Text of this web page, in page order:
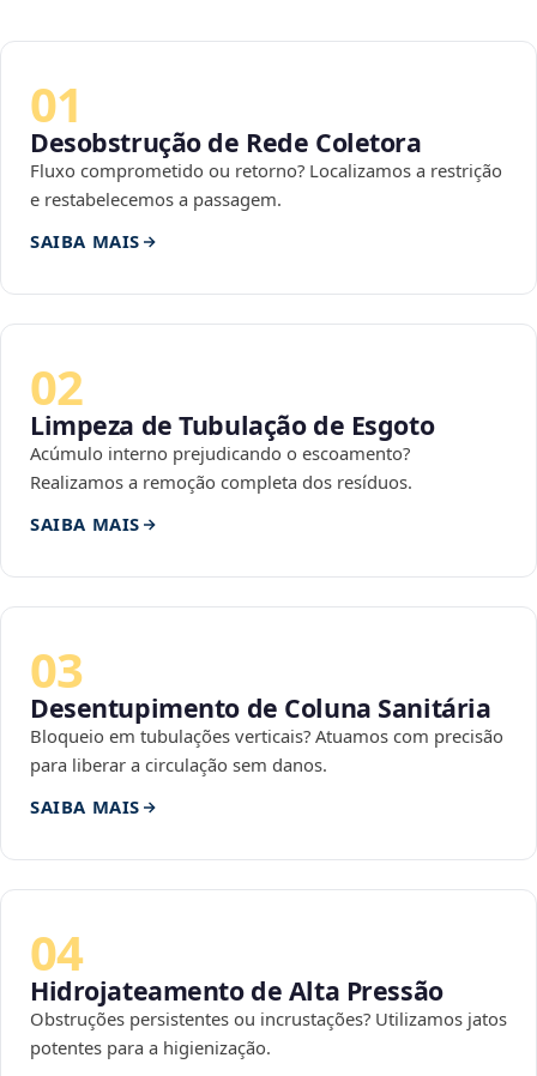
01
Desobstrução de Rede Coletora
Fluxo comprometido ou retorno? Localizamos a restrição
e restabelecemos a passagem.
SAIBA MAIS
02
Limpeza de Tubulação de Esgoto
Acúmulo interno prejudicando o escoamento?
Realizamos a remoção completa dos resíduos.
SAIBA MAIS
03
Desentupimento de Coluna Sanitária
Bloqueio em tubulações verticais? Atuamos com precisão
para liberar a circulação sem danos.
SAIBA MAIS
04
Hidrojateamento de Alta Pressão
Obstruções persistentes ou incrustações? Utilizamos jatos
potentes para a higienização.